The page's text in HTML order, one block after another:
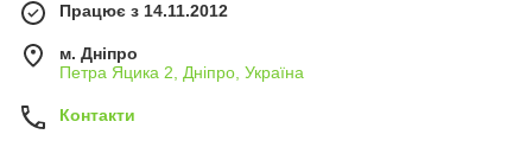
Працює з 14.11.2012
м. Дніпро
Петра Яцика 2, Дніпро, Україна
Контакти